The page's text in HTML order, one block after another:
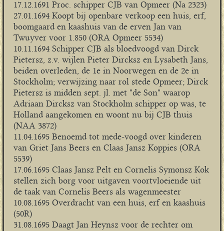
17.12.1691 Proc. schipper CJB van Opmeer (Na 2323)
27.01.1694 Koopt bij openbare verkoop een huis, erf,
boomgaard en kaashuis van de erven Jan van
Twuyver voor 1.850 (ORA Opmeer 5534)
10.11.1694 Schipper CJB als bloedvoogd van Dirck
Pietersz, z.v. wijlen Pieter Dircksz en Lysabeth Jans,
beiden overleden, de 1e in Noorwegen en de 2e in
Stockholm; verwijzing naar rol stede Opmeer; Dirck
Pietersz is midden sept. jl. met "de Son" waarop
Adriaan Dircksz van Stockholm schipper op was, te
Holland aangekomen en woont nu bij CJB thuis
(NAA 3872)
11.04.1695 Benoemd tot mede-voogd over kinderen
van Griet Jans Beers en Claas Jansz Koppies (ORA
5539)
17.06.1695 Claas Jansz Pelt en Cornelis Symonsz Kok
stellen zich borg voor uitgaven voortvloeiende uit
de taak van Cornelis Beers als wagenmeester
10.08.1695 Overdracht van een huis, erf en kaashuis
(50R)
31.08.1695 Daagt Jan Heynsz voor de rechter om